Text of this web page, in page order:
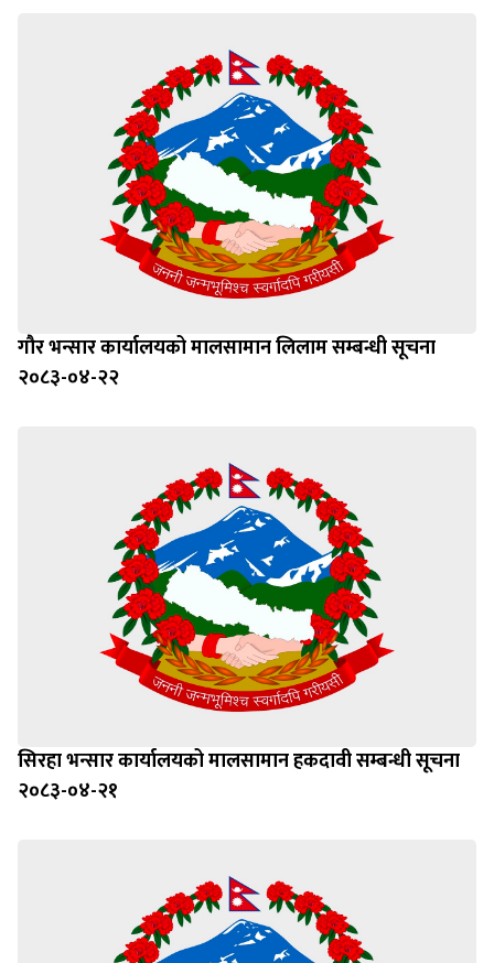
गौर भन्सार कार्यालयको मालसामान लिलाम सम्बन्धी सूचना
२०८३-०४-२२
सिरहा भन्सार कार्यालयको मालसामान हकदावी सम्बन्धी सूचना
२०८३-०४-२१